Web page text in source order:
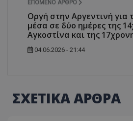
ΕΠΌΜΕΝΟ ΆΡΘΡΟ
Οργή στην Αργεντινή για
μέσα σε δύο ημέρες της
Αγκοστίνα και της
04.06.2026 - 21:44
ΣΧΕΤΙΚΑ ΑΡΘΡΑ